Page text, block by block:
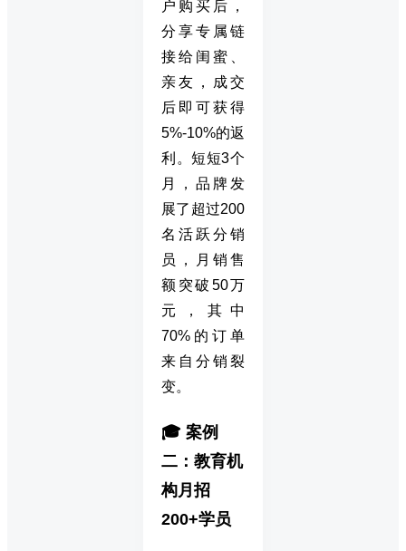
户购买后，
分享专属链
接给闺蜜、
亲友，成交
后即可获得
5%-10%的返
利。短短3个
月，品牌发
展了超过200
名活跃分销
员，月销售
额突破50万
元，其中
70%的订单
来自分销裂
变。
🎓 案例
二：教育机
构月招
200+学员